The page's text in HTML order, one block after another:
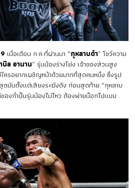
เมื่อเดือน ก.ค.ที่ผ่านมา “กุหลาบดำ” โชว์ความ
บิล อานาน” รุ่นน้องร่างโย่ง เจ้าของส่วนสูง
ครอยากเผชิญหน้าด้วยมากที่สุดคนหนึ่ง ซึ่งรูป
ดมันตั้งแต่เสียงระฆังดัง ก่อนสุดท้าย “กุหลาบ
ของกำปั้นรุ่นน้องไม่ไหว ต้องพ่ายน็อกไปแบบ